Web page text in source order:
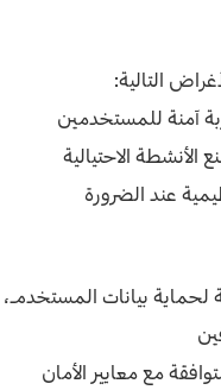
التالية:
آمنة للمستخدمين
الاحتيالية
عند الضرورة
لحماية بيانات
مع معايير الأمان